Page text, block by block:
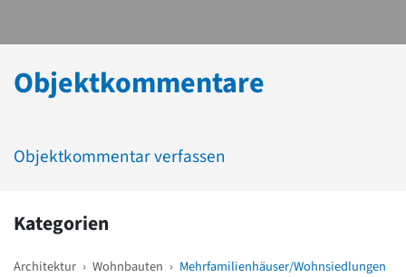
Objektkommentare
Objektkommentar verfassen
Kategorien
Architektur › Wohnbauten › Mehrfamilienhäuser/Wohnsiedlungen